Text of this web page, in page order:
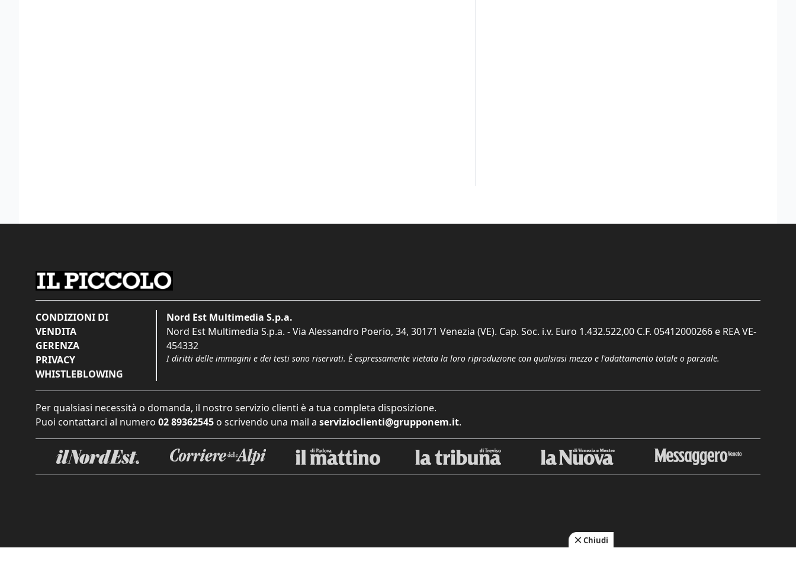
CONDIZIONI DI
VENDITA
GERENZA
PRIVACY
WHISTLEBLOWING
Nord Est Multimedia S.p.a.
Nord Est Multimedia S.p.a. - Via Alessandro Poerio, 34, 30171 Venezia (VE). Cap. Soc. i.v. Euro 1.432.522,00 C.F. 05412000266 e REA VE-
454332
I diritti delle immagini e dei testi sono riservati. È espressamente vietata la loro riproduzione con qualsiasi mezzo e l'adattamento totale o parziale.
Per qualsiasi necessità o domanda, il nostro servizio clienti è a tua completa disposizione.
Puoi contattarci al numero 02 89362545 o scrivendo una mail a servizioclienti@grupponem.it.
Chiudi